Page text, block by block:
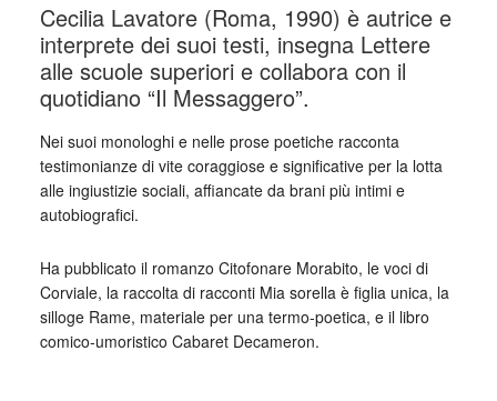
Cecilia Lavatore (Roma, 1990) è autrice e
interprete dei suoi testi, insegna Lettere
alle scuole superiori e collabora con il
quotidiano “Il Messaggero”.
Nei suoi monologhi e nelle prose poetiche racconta
testimonianze di vite coraggiose e significative per la lotta
alle ingiustizie sociali, affiancate da brani più intimi e
autobiografici.
Ha pubblicato il romanzo Citofonare Morabito, le voci di
Corviale, la raccolta di racconti Mia sorella è figlia unica, la
silloge Rame, materiale per una termo-poetica, e il libro
comico-umoristico Cabaret Decameron.